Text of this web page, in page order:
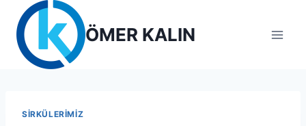
content
ÖMER KALIN
SIRKÜLERIMIZ